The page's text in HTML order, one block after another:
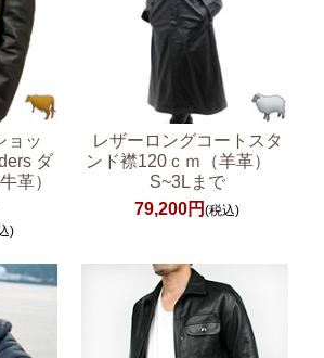
ョッ
ダ
革）
)
レザーロングコートスタ
ンド襟120ｃｍ（羊革）
S~3Lまで
79,200円(税込)